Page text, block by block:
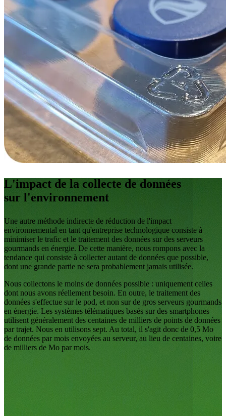
L'impact de la collecte de données
sur l'environnement
Une autre méthode indirecte de réduction de l'impact
environnemental en tant qu'entreprise technologique consiste à
minimiser le trafic et le traitement des données sur des serveurs
gourmands en énergie. De cette manière, nous rompons avec la
tendance qui consiste à collecter autant de données que possible,
dont une grande partie ne sera probablement jamais utilisée.
Nous collectons le moins de données possible : uniquement celles
dont nous avons réellement besoin. En outre, le traitement des
données s'effectue sur le pod, et non sur de gros serveurs gourmands
en énergie. Les systèmes télématiques basés sur des smartphones
utilisent généralement des centaines de milliers de points de données
par trajet. Nous en utilisons sept. Au total, il s'agit donc de 0,5 Mo
de données par mois envoyées au serveur, au lieu de centaines, voire
de milliers de Mo par mois.